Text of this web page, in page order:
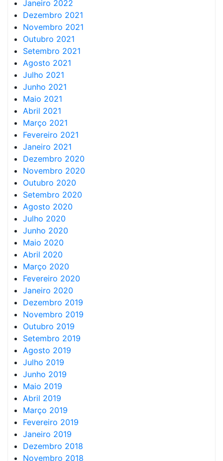
Janeiro 2022
Dezembro 2021
Novembro 2021
Outubro 2021
Setembro 2021
Agosto 2021
Julho 2021
Junho 2021
Maio 2021
Abril 2021
Março 2021
Fevereiro 2021
Janeiro 2021
Dezembro 2020
Novembro 2020
Outubro 2020
Setembro 2020
Agosto 2020
Julho 2020
Junho 2020
Maio 2020
Abril 2020
Março 2020
Fevereiro 2020
Janeiro 2020
Dezembro 2019
Novembro 2019
Outubro 2019
Setembro 2019
Agosto 2019
Julho 2019
Junho 2019
Maio 2019
Abril 2019
Março 2019
Fevereiro 2019
Janeiro 2019
Dezembro 2018
Novembro 2018